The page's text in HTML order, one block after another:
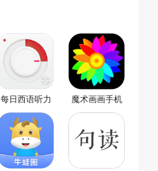
每日西语听力
app
魔术画画手机
版